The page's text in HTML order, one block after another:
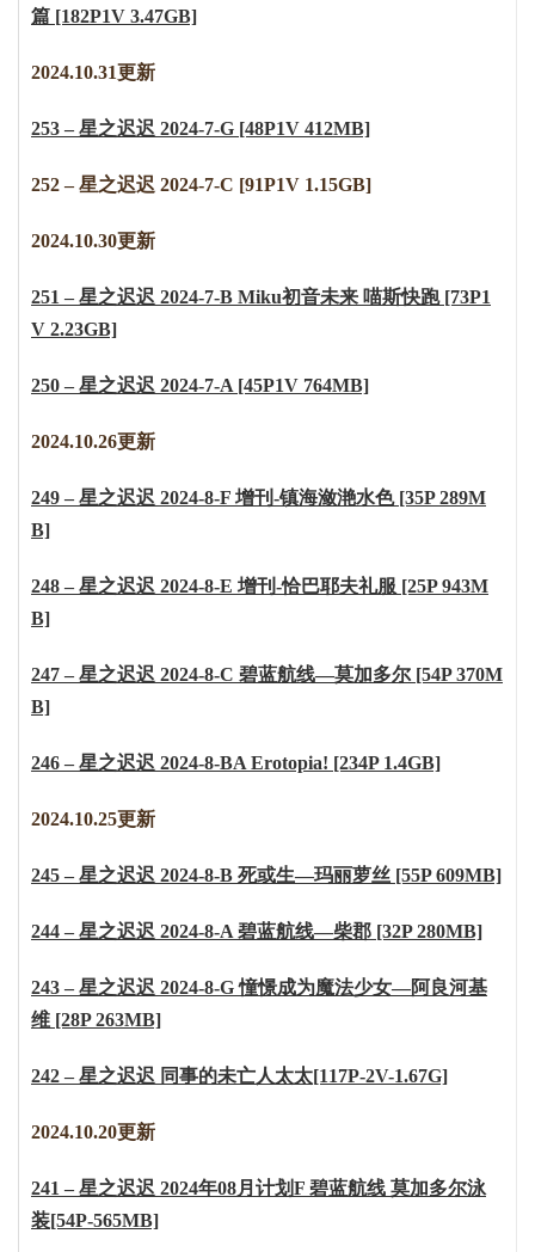
篇 [182P1V 3.47GB]
2024.10.31更新
253 – 星之迟迟 2024-7-G [48P1V 412MB]
252 – 星之迟迟 2024-7-C [91P1V 1.15GB]
2024.10.30更新
251 – 星之迟迟 2024-7-B Miku初音未来 喵斯快跑 [73P1
V 2.23GB]
250 – 星之迟迟 2024-7-A [45P1V 764MB]
2024.10.26更新
249 – 星之迟迟 2024-8-F 增刊-镇海潋滟水色 [35P 289M
B]
248 – 星之迟迟 2024-8-E 增刊-恰巴耶夫礼服 [25P 943M
B]
247 – 星之迟迟 2024-8-C 碧蓝航线—莫加多尔 [54P 370M
B]
246 – 星之迟迟 2024-8-BA Erotopia! [234P 1.4GB]
2024.10.25更新
245 – 星之迟迟 2024-8-B 死或生—玛丽萝丝 [55P 609MB]
244 – 星之迟迟 2024-8-A 碧蓝航线—柴郡 [32P 280MB]
243 – 星之迟迟 2024-8-G 憧憬成为魔法少女—阿良河基
维 [28P 263MB]
242 – 星之迟迟 同事的未亡人太太[117P-2V-1.67G]
2024.10.20更新
241 – 星之迟迟 2024年08月计划F 碧蓝航线 莫加多尔泳
装[54P-565MB]